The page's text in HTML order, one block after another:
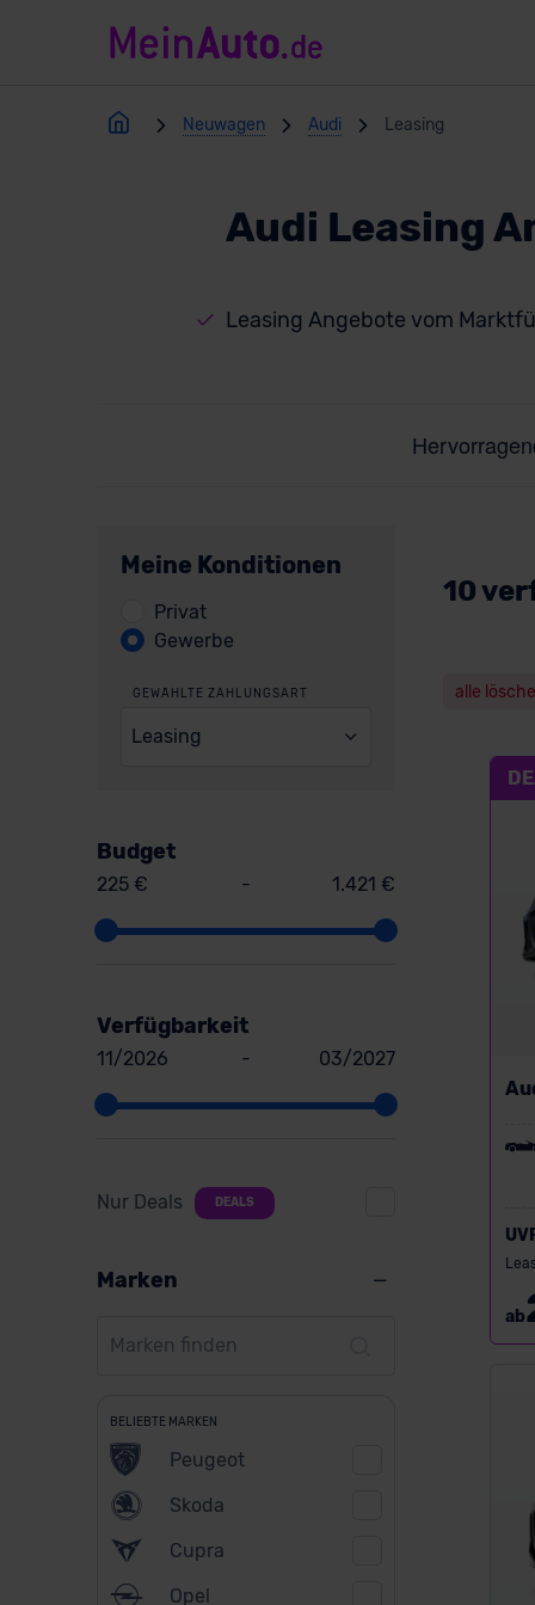
Neuwagen Audi Leasing
Audi Leasing
Leasing Angebote vom
Meine Konditionen
Privat
Gewerbe
GEWÄHLTE ZAHLUNGSART
Leasing
Budget
225 € - 1.421 €
Verfügbarkeit
11/2026 - 03/2027
Nur Deals DEALS
Marken
BELIEBTE MARKEN
Peugeot
Skoda
Cupra
Opel
10
alle
ab